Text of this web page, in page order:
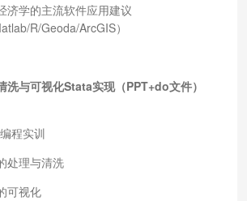
济学的主流软件应用建议
R/Geoda/ArcGIS）
洗与可视化Stata实现（PPT+do文件）
程实训
处理与清洗
可视化